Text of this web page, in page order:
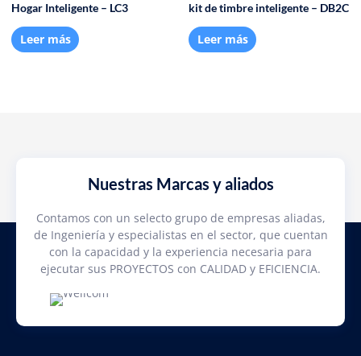
Hogar Inteligente – LC3
Leer más
kit de timbre inteligente – DB2C
Leer más
Nuestras Marcas y aliados
Contamos con un selecto grupo de empresas aliadas,
de Ingeniería y especialistas en el sector, que cuentan
con la capacidad y la experiencia necesaria para
ejecutar sus PROYECTOS con CALIDAD y EFICIENCIA.